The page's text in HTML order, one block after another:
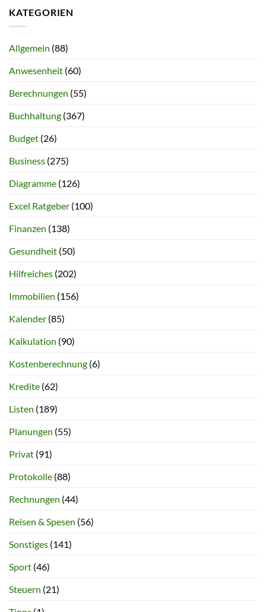
KATEGORIEN
Allgemein (88)
Anwesenheit (60)
Berechnungen (55)
Buchhaltung (367)
Budget (26)
Business (275)
Diagramme (126)
Excel Ratgeber (100)
Finanzen (138)
Gesundheit (50)
Hilfreiches (202)
Immobilien (156)
Kalender (85)
Kalkulation (90)
Kostenberechnung (6)
Kredite (62)
Listen (189)
Planungen (55)
Privat (91)
Protokolle (88)
Rechnungen (44)
Reisen & Spesen (56)
Sonstiges (141)
Sport (46)
Steuern (21)